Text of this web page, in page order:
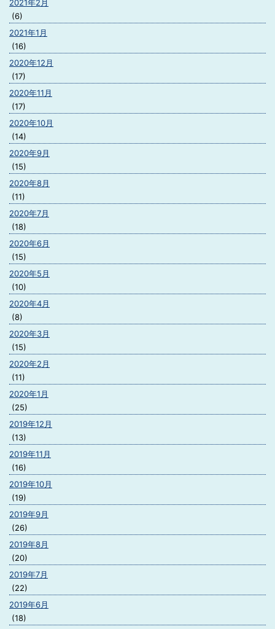
2021年2月
(6)
2021年1月
(16)
2020年12月
(17)
2020年11月
(17)
2020年10月
(14)
2020年9月
(15)
2020年8月
(11)
2020年7月
(18)
2020年6月
(15)
2020年5月
(10)
2020年4月
(8)
2020年3月
(15)
2020年2月
(11)
2020年1月
(25)
2019年12月
(13)
2019年11月
(16)
2019年10月
(19)
2019年9月
(26)
2019年8月
(20)
2019年7月
(22)
2019年6月
(18)